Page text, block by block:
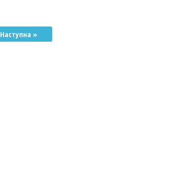
Наступна »